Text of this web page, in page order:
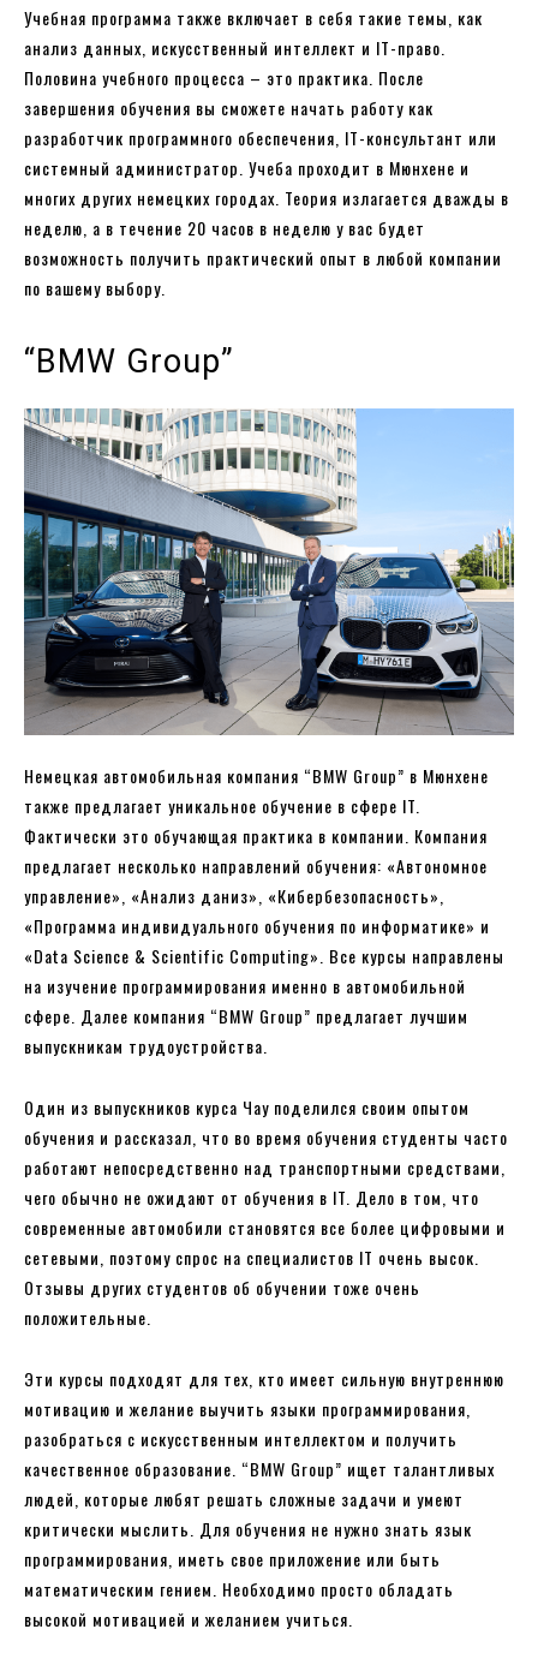
Учебная программа также включает в себя такие темы, как
анализ данных, искусственный интеллект и IT-право.
Половина учебного процесса – это практика. После
завершения обучения вы сможете начать работу как
разработчик программного обеспечения, IT-консультант или
системный администратор. Учеба проходит в Мюнхене и
многих других немецких городах. Теория излагается дважды в
неделю, а в течение 20 часов в неделю у вас будет
возможность получить практический опыт в любой компании
по вашему выбору.
“BMW Group”
Немецкая автомобильная компания “BMW Group” в Мюнхене
также предлагает уникальное обучение в сфере IT.
Фактически это обучающая практика в компании. Компания
предлагает несколько направлений обучения: «Автономное
управление», «Анализ даниз», «Кибербезопасность»,
«Программа индивидуального обучения по информатике» и
«Data Science & Scientific Computing». Все курсы направлены
на изучение программирования именно в автомобильной
сфере. Далее компания “BMW Group” предлагает лучшим
выпускникам трудоустройства.
Один из выпускников курса Чау поделился своим опытом
обучения и рассказал, что во время обучения студенты часто
работают непосредственно над транспортными средствами,
чего обычно не ожидают от обучения в IT. Дело в том, что
современные автомобили становятся все более цифровыми и
сетевыми, поэтому спрос на специалистов IT очень высок.
Отзывы других студентов об обучении тоже очень
положительные.
Эти курсы подходят для тех, кто имеет сильную внутреннюю
мотивацию и желание выучить языки программирования,
разобраться с искусственным интеллектом и получить
качественное образование. “BMW Group” ищет талантливых
людей, которые любят решать сложные задачи и умеют
критически мыслить. Для обучения не нужно знать язык
программирования, иметь свое приложение или быть
математическим гением. Необходимо просто обладать
высокой мотивацией и желанием учиться.